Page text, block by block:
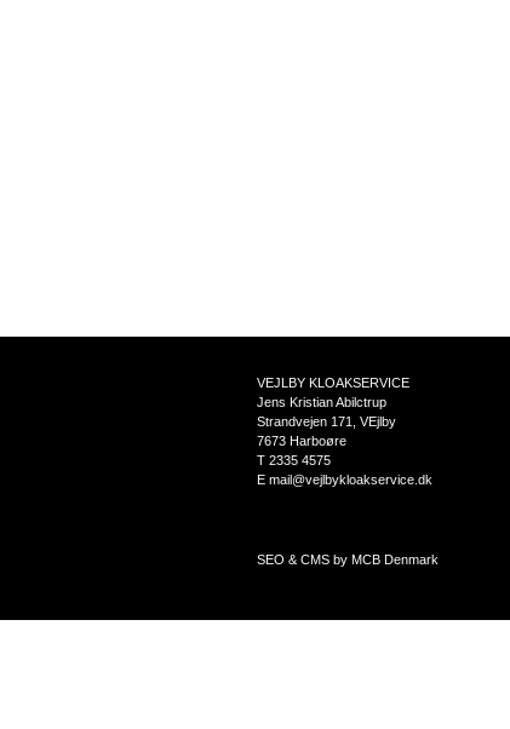
VEJLBY KLOAKSERVICE
Jens Kristian Abilctrup
Strandvejen 171, VEjlby
7673 Harboøre
T 2335 4575
E mail@vejlbykloakservice.dk
SEO & CMS by MCB Denmark